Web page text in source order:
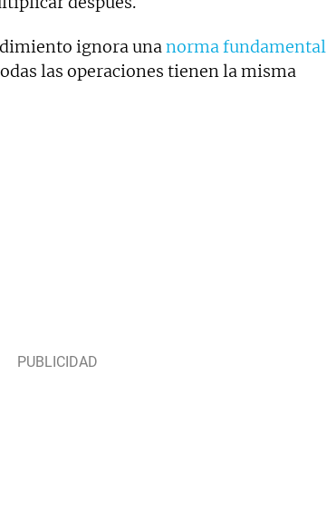
ignora unanorma fundamental
las operaciones tienen la misma